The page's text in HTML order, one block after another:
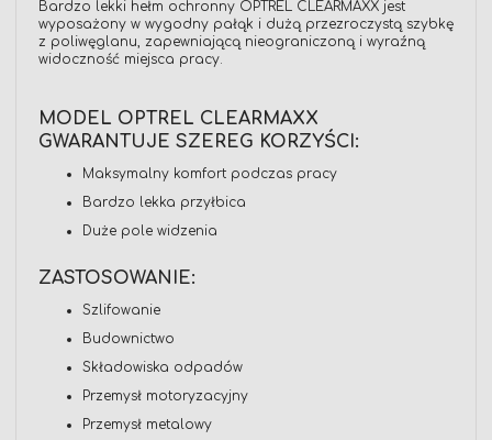
Bardzo lekki hełm ochronny OPTREL CLEARMAXX jest
wyposażony w wygodny pałąk i dużą przezroczystą szybkę
z poliwęglanu, zapewniającą nieograniczoną i wyraźną
widoczność miejsca pracy.
MODEL OPTREL CLEARMAXX
GWARANTUJE SZEREG KORZYŚCI:
Maksymalny komfort podczas pracy
Bardzo lekka przyłbica
Duże pole widzenia
ZASTOSOWANIE:
Szlifowanie
Budownictwo
Składowiska odpadów
Przemysł motoryzacyjny
Przemysł metalowy